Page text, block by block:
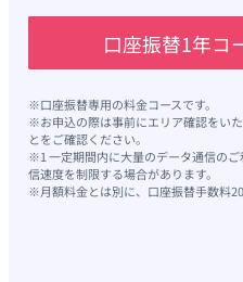
口座振替1年コ
※口座振替専用の料金コースです。
※お申込の際は事前にエリア確認をい
とをご確認ください。
※1 一定期間内に大量のデータ通信の
信速度を制限する場合があります。
※月額料金とは別に、口座振替手数料